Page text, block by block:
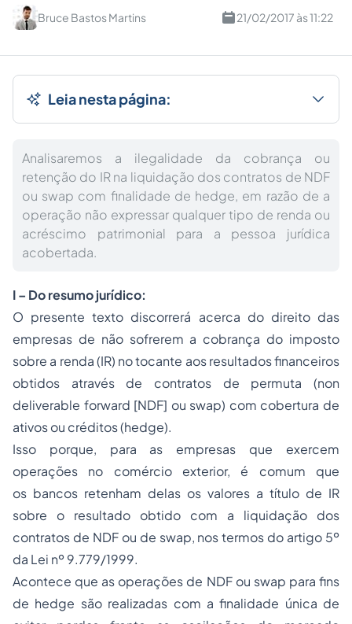
Bruce Bastos Martins 21/02/2017 às 11:22
Leia nesta página:
Analisaremos a ilegalidade da cobrança ou
retenção do IR na liquidação dos contratos de NDF
ou swap com finalidade de hedge, em razão de a
operação não expressar qualquer tipo de renda ou
acréscimo patrimonial para a pessoa jurídica
acobertada.
I – Do resumo jurídico:
O presente texto discorrerá acerca do direito das
empresas de não sofrerem a cobrança do imposto
sobre a renda (IR) no tocante aos resultados financeiros
obtidos através de contratos de permuta (non
deliverable forward [NDF] ou swap) com cobertura de
ativos ou créditos (hedge).
Isso porque, para as empresas que exercem
operações no comércio exterior, é comum que
os bancos retenham delas os valores a título de IR
sobre o resultado obtido com a liquidação dos
contratos de NDF ou de swap, nos termos do artigo 5º
da Lei nº 9.779/1999.
Acontece que as operações de NDF ou swap para fins
de hedge são realizadas com a finalidade única de